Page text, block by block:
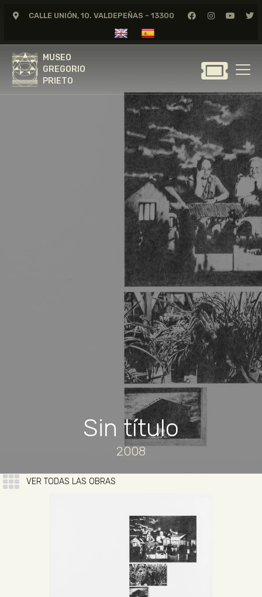
CALLE UNIÓN, 10. VALDEPEÑAS - 13300
MUSEO
GREGORIO
PRIETO
MUSEO
GREGORIO
GREGORIO PRIETO
CERTAMEN DE DIBUJO
Sin título
2008
VER TODAS LAS OBRAS